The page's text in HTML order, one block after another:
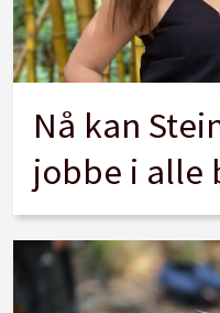
Nå kan
jobbe i alle